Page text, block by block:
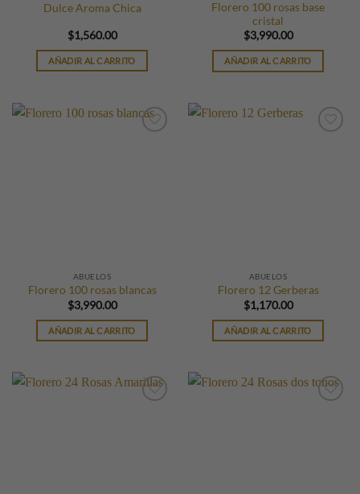
Dulce Aroma Chica
$1,560.00
AÑADIR AL CARRITO
Florero 100 rosas base
cristal
$3,990.00
AÑADIR AL CARRITO
ABUELOS
Florero 100 rosas blancas
$3,990.00
AÑADIR AL CARRITO
ABUELOS
Florero 12 Gerberas
$1,170.00
AÑADIR AL CARRITO